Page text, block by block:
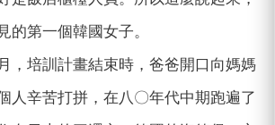
的第一個韓國女子。
，培訓計畫結束時，爸爸開口向媽媽
人辛苦打拼，在八〇年代中期跑遍了